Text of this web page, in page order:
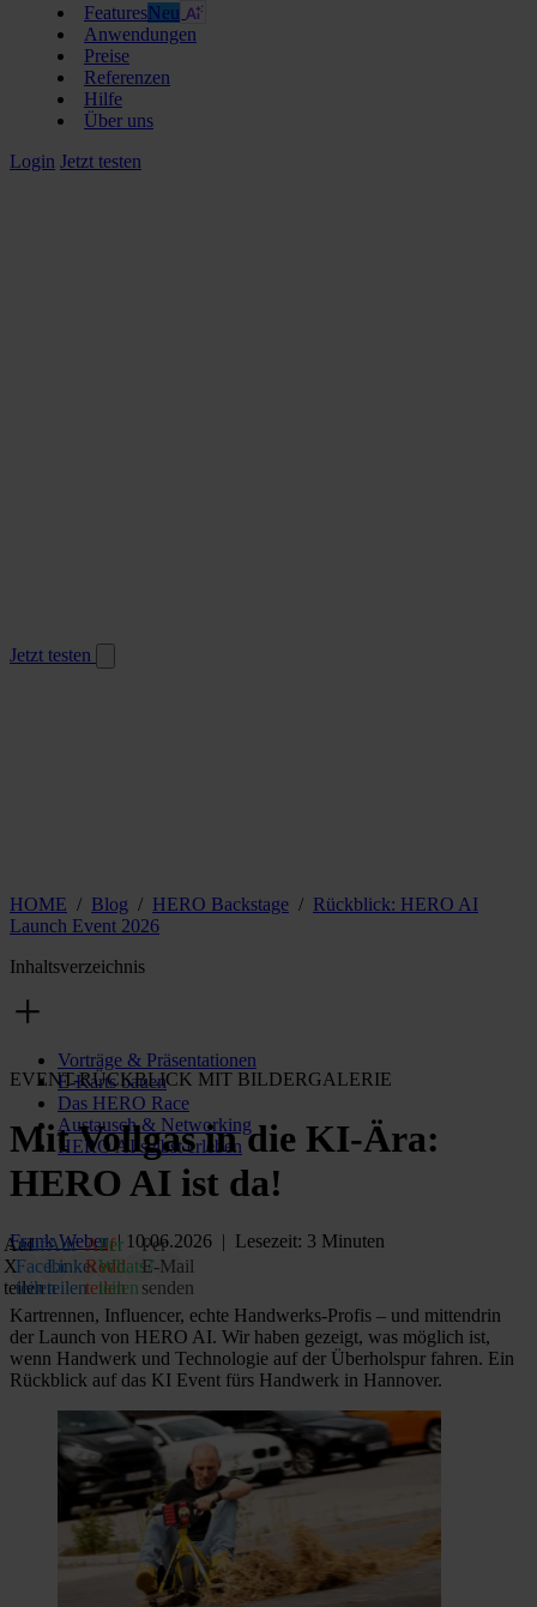
FeaturesNeu
Anwendungen
Preise
Referenzen
Hilfe
Über uns
Login Jetzt testen
Jetzt testen
HOME / Blog / HERO Backstage / Rückblick: HERO AI
Launch Event 2026
Inhaltsverzeichnis
Vorträge & Präsentationen
E-Karts bauen
Das HERO Race
Austausch & Networking
HERO AI selbst erleben
EVENT-RÜCKBLICK MIT BILDERGALERIE
Mit Vollgas in die KI-Ära:
HERO AI ist da!
Frank Weber | 10.06.2026 | Lesezeit: 3 Minuten
Auf
X
teilen
Auf
Facebook
teilen
Auf
LinkedIn
teilen
Auf
Reddit
teilen
Per
WhatsApp
teilen
Per
E‑Mail
senden
Kartrennen, Influencer, echte Handwerks-Profis – und mittendrin
der Launch von HERO AI. Wir haben gezeigt, was möglich ist,
wenn Handwerk und Technologie auf der Überholspur fahren. Ein
Rückblick auf das KI Event fürs Handwerk in Hannover.